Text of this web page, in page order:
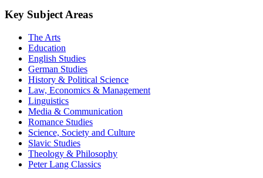
Key Subject Areas
The Arts
Education
English Studies
German Studies
History & Political Science
Law, Economics & Management
Linguistics
Media & Communication
Romance Studies
Science, Society and Culture
Slavic Studies
Theology & Philosophy
Peter Lang Classics